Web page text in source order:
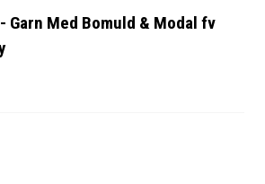
Garn Med Bomuld & Modal fv